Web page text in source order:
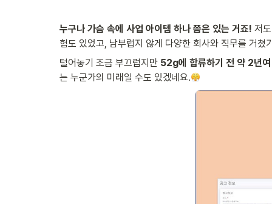
누구나 가슴 속에 사업 아이템 하나 쯤은 있는 거죠! 저
험도 있었고, 남부럽지 않게 다양한 회사와 직무를 거
털어놓기 조금 부끄럽지만 52g에 합류하기 전 약 2년
는 누군가의 미래일 수도 있겠네요.